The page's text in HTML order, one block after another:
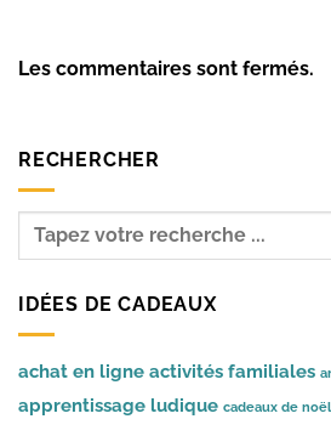
Les commentaires sont fermés.
RECHERCHER
IDÉES DE CADEAUX
achat en ligne activités familiales
apprentissage ludique cadeaux de noël